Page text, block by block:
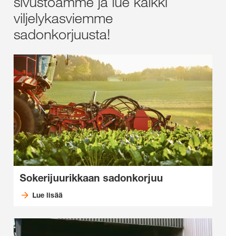
viljelykasviemme
sadonkorjuusta!
Sokerijuurikkaan sadonkorjuu
Lue lisää